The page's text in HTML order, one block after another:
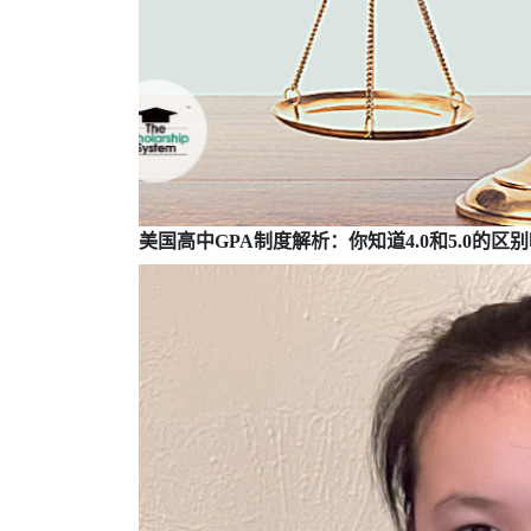
美国高中GPA制度解析：你知道4.0和5.0的区